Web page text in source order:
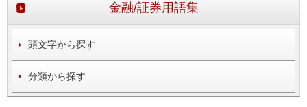
金融/証券用語集
頭文字から探す
分類から探す